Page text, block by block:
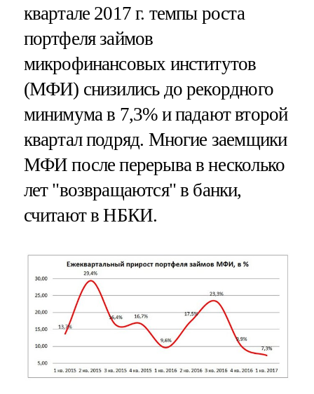
квартале 2017 г. темпы роста
портфеля займов
микрофинансовых институтов
(МФИ) снизились до рекордного
минимума в 7,3% и падают второй
квартал подряд. Многие заемщики
МФИ после перерыва в несколько
лет "возвращаются" в банки,
считают в НБКИ.